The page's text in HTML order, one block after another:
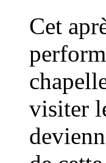
Cet
visiter